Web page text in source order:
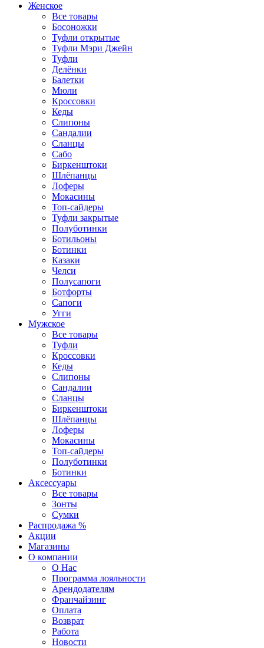
Женское
Все товары
Босоножки
Туфли открытые
Туфли Мэри Джейн
Туфли
Делёнки
Балетки
Мюли
Кроссовки
Кеды
Слипоны
Сандалии
Сланцы
Сабо
Биркенштоки
Шлёпанцы
Лоферы
Мокасины
Топ-сайдеры
Туфли закрытые
Полуботинки
Ботильоны
Ботинки
Казаки
Челси
Полусапоги
Ботфорты
Сапоги
Угги
Мужское
Все товары
Туфли
Кроссовки
Кеды
Слипоны
Сандалии
Сланцы
Биркенштоки
Шлёпанцы
Лоферы
Мокасины
Топ-сайдеры
Полуботинки
Ботинки
Аксессуары
Все товары
Зонты
Сумки
Распродажа %
Акции
Магазины
О компании
О Нас
Программа лояльности
Арендодателям
Франчайзинг
Оплата
Возврат
Работа
Новости